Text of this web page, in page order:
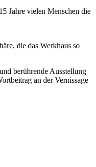
Jahre vielen Menschen die
die das Werkhaus so
berührende Ausstellung
an der Vernissage